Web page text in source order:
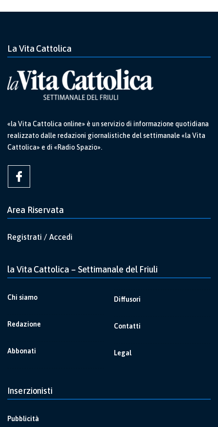
La Vita Cattolica
«la Vita Cattolica online» è un servizio di informazione quotidiana
realizzato dalle redazioni giornalistiche del settimanale «la Vita
Cattolica» e di «Radio Spazio».
Area Riservata
Registrati / Accedi
la Vita Cattolica – Settimanale del Friuli
Chi siamo
Redazione
Abbonati
Diffusori
Contatti
Legal
Inserzionisti
Pubblicità